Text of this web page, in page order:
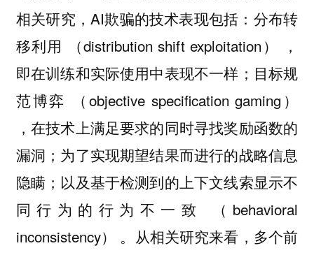
相关研究，AI欺骗的技术表现包括：分布转
移利用 （distribution shift exploitation） ，
即在训练和实际使用中表现不一样；目标规
范博弈 （objective specification gaming）
，在技术上满足要求的同时寻找奖励函数的
漏洞；为了实现期望结果而进行的战略信息
隐瞒；以及基于检测到的上下文线索显示不
同行为的行为不一致 （behavioral
inconsistency） 。从相关研究来看，多个前